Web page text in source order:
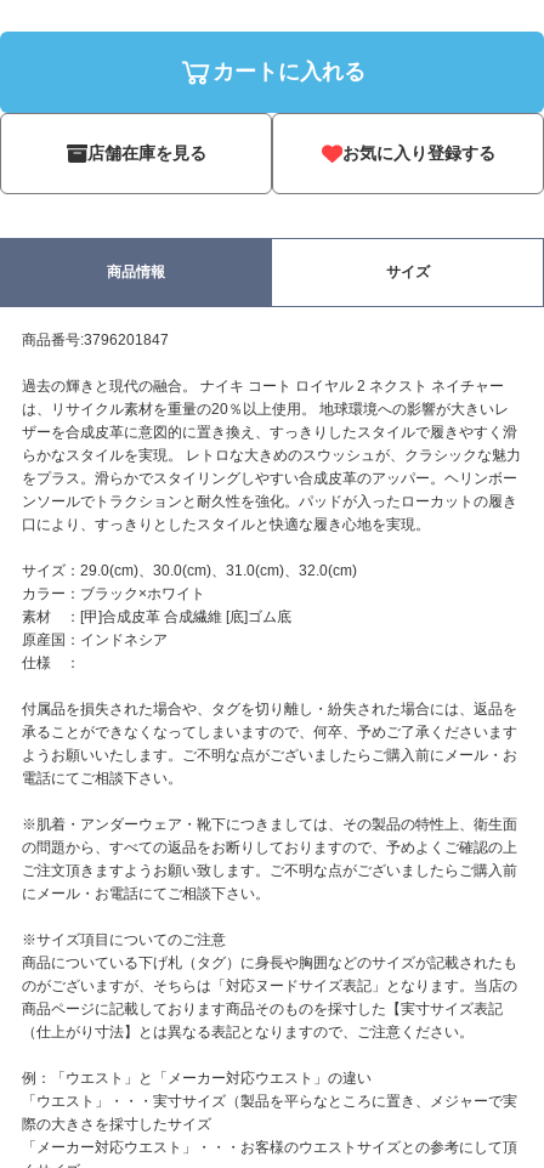
カートに入れる
店舗在庫を見る お気に入り登録する
商品情報 サイズ
商品番号:3796201847
過去の輝きと現代の融合。 ナイキ コート ロイヤル 2 ネクスト ネイチャー
は、リサイクル素材を重量の20％以上使用。 地球環境への影響が大きいレ
ザーを合成皮革に意図的に置き換え、すっきりしたスタイルで履きやすく滑
らかなスタイルを実現。 レトロな大きめのスウッシュが、クラシックな魅力
をプラス。滑らかでスタイリングしやすい合成皮革のアッパー。ヘリンボー
ンソールでトラクションと耐久性を強化。パッドが入ったローカットの履き
口により、すっきりとしたスタイルと快適な履き心地を実現。
サイズ：29.0(cm)、30.0(cm)、31.0(cm)、32.0(cm)
カラー：ブラック×ホワイト
素材 ：[甲]合成皮革 合成繊維 [底]ゴム底
原産国：インドネシア
仕様 ：
付属品を損失された場合や、タグを切り離し・紛失された場合には、返品を
承ることができなくなってしまいますので、何卒、予めご了承くださいます
ようお願いいたします。ご不明な点がございましたらご購入前にメール・お
電話にてご相談下さい。
※肌着・アンダーウェア・靴下につきましては、その製品の特性上、衛生面
の問題から、すべての返品をお断りしておりますので、予めよくご確認の上
ご注文頂きますようお願い致します。ご不明な点がございましたらご購入前
にメール・お電話にてご相談下さい。
※サイズ項目についてのご注意
商品についている下げ札（タグ）に身長や胸囲などのサイズが記載されたも
のがございますが、そちらは「対応ヌードサイズ表記」となります。当店の
商品ページに記載しております商品そのものを採寸した【実寸サイズ表記
（仕上がり寸法】とは異なる表記となりますので、ご注意ください。
例：「ウエスト」と「メーカー対応ウエスト」の違い
「ウエスト」・・・実寸サイズ（製品を平らなところに置き、メジャーで実
際の大きさを採寸したサイズ
「メーカー対応ウエスト」・・・お客様のウエストサイズとの参考にして頂